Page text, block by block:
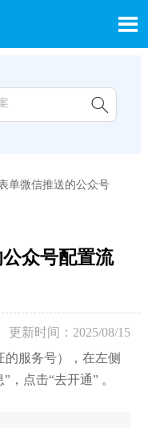


单微信推送的公众号
众号配置流
更新时间：2025/08/15
服务号），在左侧
，点击“去开通” 。